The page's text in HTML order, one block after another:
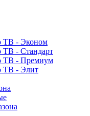
ТВ - Эконом
ТВ - Стандарт
ТВ - Премиум
ТВ - Элит